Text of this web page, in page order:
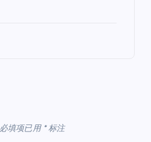
必填项已用 *标注